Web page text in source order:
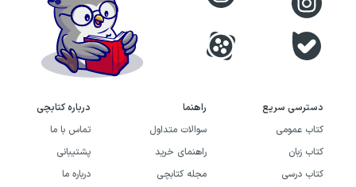
دسترسی سریع
کتاب عمومی
کتاب زبان
کتاب درسی
راهنما
سوالات متداول
راهنمای خرید
مجله کتابچی
درباره کتابچی
تماس با ما
پشتیبانی
درباره ما